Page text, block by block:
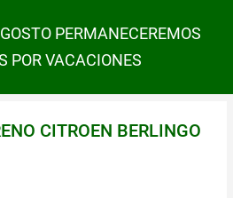
PERMANECEREMOS
POR VACACIONES
CITROEN BERLINGO